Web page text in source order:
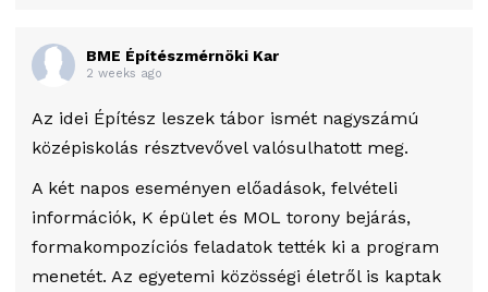
BME Építészmérnöki Kar
2 weeks ago
Az idei Építész leszek tábor ismét nagyszámú
középiskolás résztvevővel valósulhatott meg.
A két napos eseményen előadások, felvételi
információk, K épület és MOL torony bejárás,
formakompozíciós feladatok tették ki a program
menetét. Az egyetemi közösségi életről is kaptak